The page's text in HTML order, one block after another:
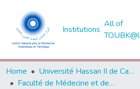
Institutions
All of
TOUBK@l
Home
Université Hassan II de Casablanca
Faculté de Médecine et de Pharmacie - Casablanca